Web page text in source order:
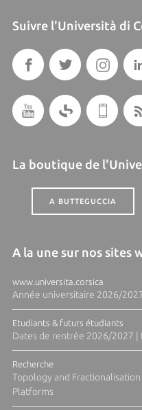
Suivre l'Università di
La boutique de
A BUTTEGUCCIA
A la une sur nos sites
www.universita.corsica
Année universitaire 2026/
Etudiants & futurs étudiants
Dates de rentrée 2026/2027 |
Recherche
Topology and
Platforms